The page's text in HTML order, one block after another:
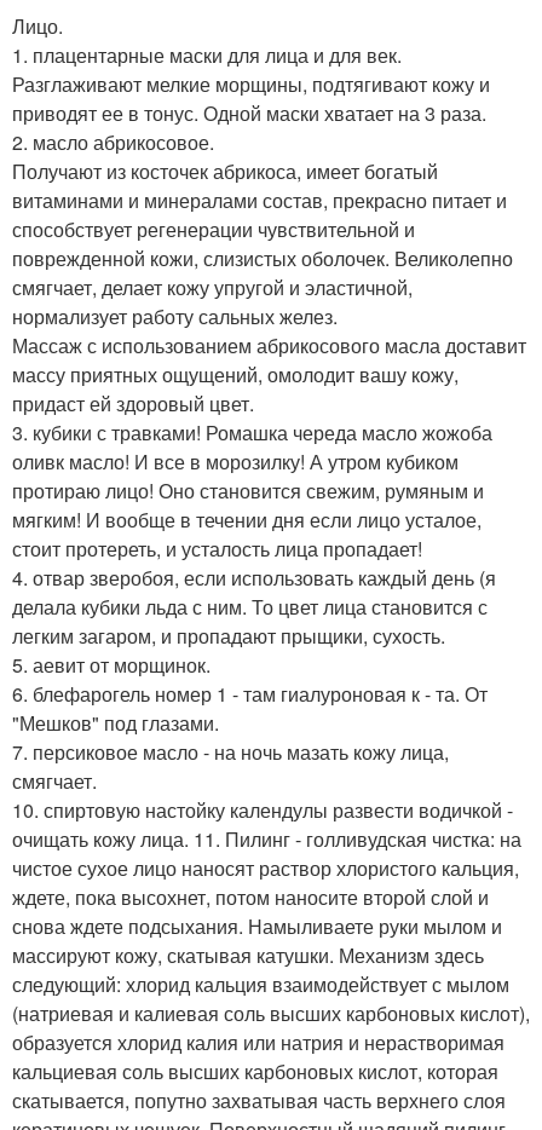
Лицо.
1. плацентарные маски для лица и для век.
Разглаживают мелкие морщины, подтягивают кожу и
приводят ее в тонус. Одной маски хватает на 3 раза.
2. масло абрикосовое.
Получают из косточек абрикоса, имеет богатый
витаминами и минералами состав, прекрасно питает и
способствует регенерации чувствительной и
поврежденной кожи, слизистых оболочек. Великолепно
смягчает, делает кожу упругой и эластичной,
нормализует работу сальных желез.
Массаж с использованием абрикосового масла доставит
массу приятных ощущений, омолодит вашу кожу,
придаст ей здоровый цвет.
3. кубики с травками! Ромашка череда масло жожоба
оливк масло! И все в морозилку! А утром кубиком
протираю лицо! Оно становится свежим, румяным и
мягким! И вообще в течении дня если лицо усталое,
стоит протереть, и усталость лица пропадает!
4. отвар зверобоя, если использовать каждый день (я
делала кубики льда с ним. То цвет лица становится с
легким загаром, и пропадают прыщики, сухость.
5. аевит от морщинок.
6. блефарогель номер 1 - там гиалуроновая к - та. От
"Мешков" под глазами.
7. персиковое масло - на ночь мазать кожу лица,
смягчает.
10. спиртовую настойку календулы развести водичкой -
очищать кожу лица. 11. Пилинг - голливудская чистка: на
чистое сухое лицо наносят раствор хлористого кальция,
ждете, пока высохнет, потом наносите второй слой и
снова ждете подсыхания. Намыливаете руки мылом и
массируют кожу, скатывая катушки. Механизм здесь
следующий: хлорид кальция взаимодействует с мылом
(натриевая и калиевая соль высших карбоновых кислот),
образуется хлорид калия или натрия и нерастворимая
кальциевая соль высших карбоновых кислот, которая
скатывается, попутно захватывая часть верхнего слоя